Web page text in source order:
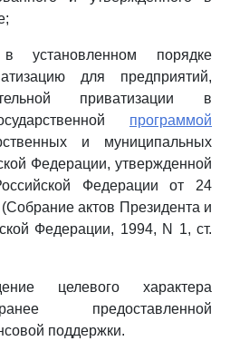
установленном порядке
для предприятий,
приватизации в
программой
и муниципальных
Федерации, утвержденной
Федерации от 24
актов Президента и
Федерации, 1994, N 1, ст.
целевого характера
предоставленной
поддержки.